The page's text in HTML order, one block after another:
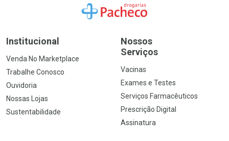
Ir para a Home
Institucional
Venda No Marketplace
Trabalhe Conosco
Ouvidoria
Nossas Lojas
Sustentabilidade
Nossos
Serviços
Vacinas
Exames e Testes
Serviços Farmacêuticos
Prescrição Digital
Assinatura